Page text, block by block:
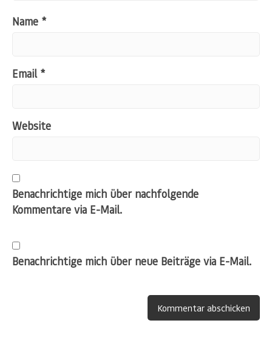
Name *
Email *
Website
Benachrichtige mich über nachfolgende
Kommentare via E-Mail.
Benachrichtige mich über neue Beiträge via E-Mail.